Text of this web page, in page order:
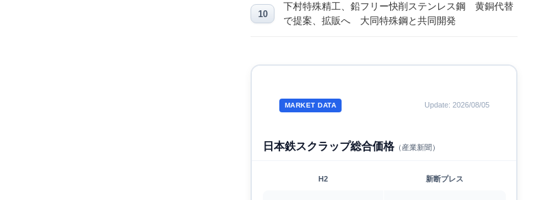
下村特殊精工、鉛フリー快削ステンレス鋼 黄銅代替
で提案、拡販へ 大同特殊鋼と共同開発
MARKET DATA Update: 2026/08/05
日本鉄スクラップ総合価格（産業新聞）
H2 新断プレス